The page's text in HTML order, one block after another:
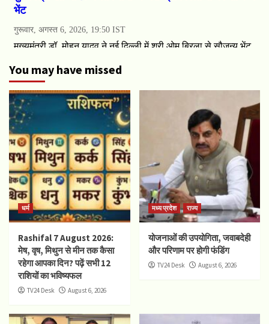
You may have missed
धर्म
Rashifal 7 August 2026:
मेष, वृष, मिथुन से मीन तक कैसा
रहेगा आपका दिन? पढ़ें सभी 12
राशियों का भविष्यफल
TV24 Desk August 6, 2026
मध्य प्रदेश राज्य
योजनाओं की उपयोगिता, जवाबदेही
और परिणाम पर होगी फंडिंग
TV24 Desk August 6, 2026